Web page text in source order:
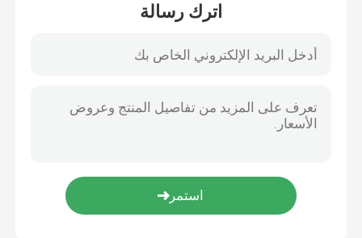
حلقة زلة الزئبق
حلقة الانزلاق المتكاملة
اترك رسالة